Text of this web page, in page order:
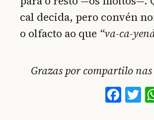
cal decida, pero convén
o olfacto ao que “va-ca-
Grazas por compartilo nas